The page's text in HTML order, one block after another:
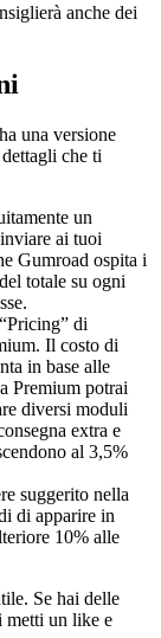
anche dei
una versione
che ti
un
ai tuoi
Gumroad ospita i
totale su ogni
di
Il costo di
in base alle
Premium potrai
diversi moduli
extra e
al 3,5%
suggerito nella
di apparire in
10% alle
Se hai delle
metti un like e